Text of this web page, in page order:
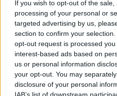
If you wish to opt-out of the
processing of your personal or
targeted advertising by us,
section to confirm your
opt-out request is processed
interest-based ads based on
us or personal information
your opt-out. You may
disclosure of your personal
amíg az opera eljut
nagyszerű tenor és
Különösen a kitűnő tenor
figyelmébe, akiRamiro
énektechnikával
torkából úgy repkedtek a
Kennedyről az űrrakéták.
Campanellaabel canto